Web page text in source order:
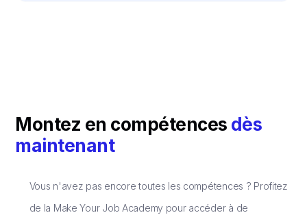
Montez en compétences dès
maintenant
Vous n'avez pas encore toutes les compétences ? Profitez
de la Make Your Job Academy pour accéder à de